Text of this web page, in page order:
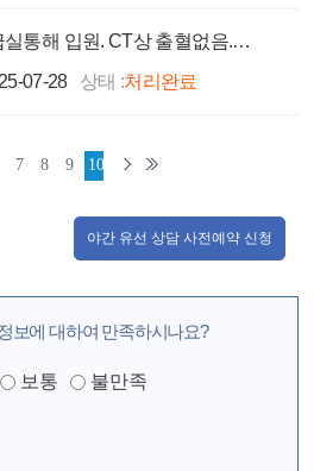
집에서쓰러짐. 응급실통해 입원. CT상 출혈없음.연하장애 발생 3일동안 신경학적 검사 없이 종료하여 타과로 전원. 보호자 자진3차병원응급로 전원하자마자 뇌경색진단. 현재 중증장애인
07-28 상태 :처리완료
7 8 9 10
야간 유선 상담 사전예약 신청
보에 대하여 만족하시나요?
보통
불만족